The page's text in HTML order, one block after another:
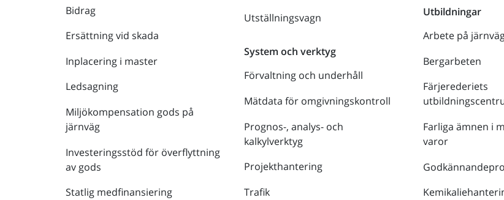
Bidrag
Ersättning vid skada
Inplacering i master
Ledsagning
Miljökompensation gods på
järnväg
Investeringsstöd för överflyttning
av gods
Statlig medfinansiering
Utställningsvagn
System och verktyg
Förvaltning och underhåll
Mätdata för omgivningskontroll
Prognos-, analys- och
kalkylverktyg
Projekthantering
Trafik
Utbildningar
Arbete på
Bergarbeten
Färjerederiets
Farliga ämnen i
varor